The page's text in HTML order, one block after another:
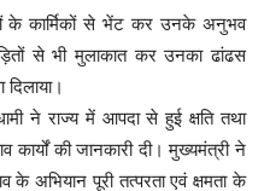
के कार्मिकों से भेंट कर उनके अनुभव
से भी मुलाकात कर उनका ढांढस
ने राज्य में आपदा से हुई क्षति तथा
कार्यों की जानकारी दी। मुख्यमंत्री ने
के अभियान पूरी तत्परता एवं क्षमता के